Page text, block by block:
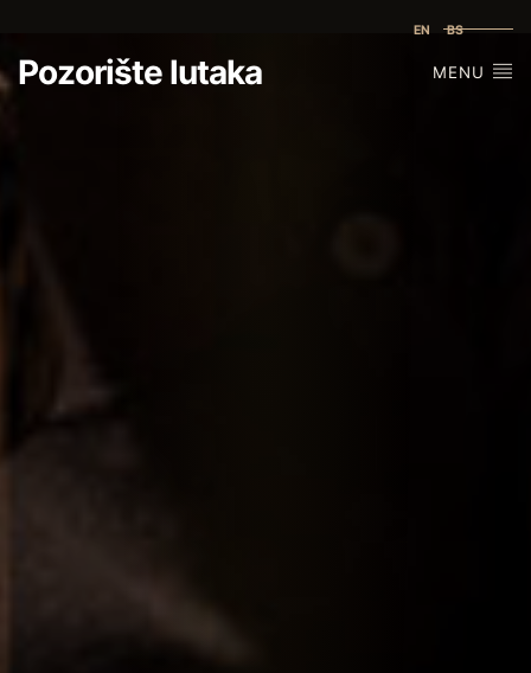
EN BS
Pozorište lutaka MENU